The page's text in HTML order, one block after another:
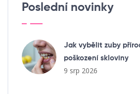
Poslední novinky
Jak vybělit zuby
poškození skloviny
9 srp 2026